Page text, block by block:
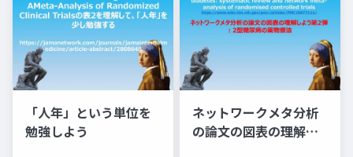
「人年」という単位を
勉強しよう
ネットワークメタ分析
の論文の図表の理解し